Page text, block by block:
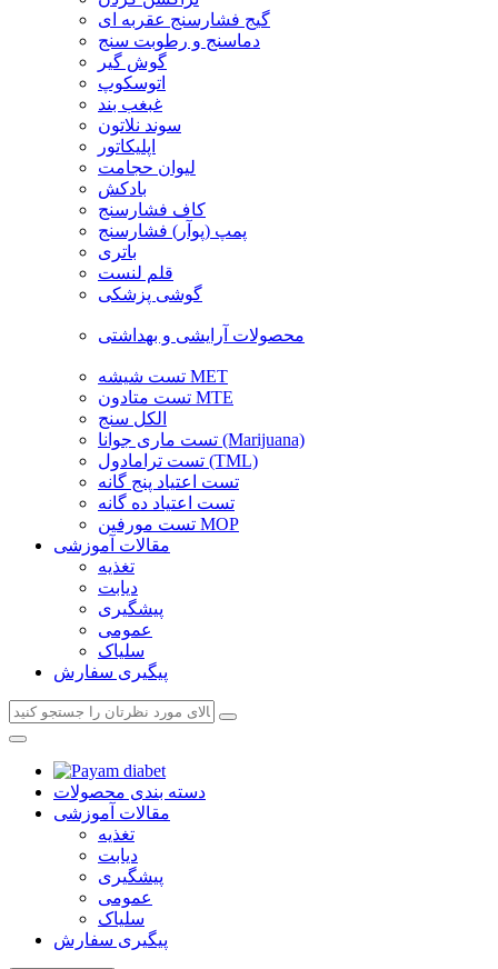
گیج فشارسنج عقربه ای
دماسنج و رطوبت سنج
گوش گیر
اتوسکوپ
غبغب بند
سوند نلاتون
اپلیکاتور
لیوان حجامت
بادکش
کاف فشارسنج
پمپ (پوآر) فشارسنج
باتری
قلم لنست
گوشی پزشکی
محصولات آرایشی و بهداشتی
تست شیشه MET
تست متادون MTE
الکل سنج
تست ماری جوانا (Marijuana)
تست ترامادول (TML)
تست اعتیاد پنج گانه
تست اعتیاد ده گانه
تست مورفین MOP
مقالات آموزشی
تغذیه
دیابت
پیشگیری
عمومی
سلیاک
پیگیری سفارش
دسته بندی محصولات
مقالات آموزشی
تغذیه
دیابت
پیشگیری
عمومی
سلیاک
پیگیری سفارش